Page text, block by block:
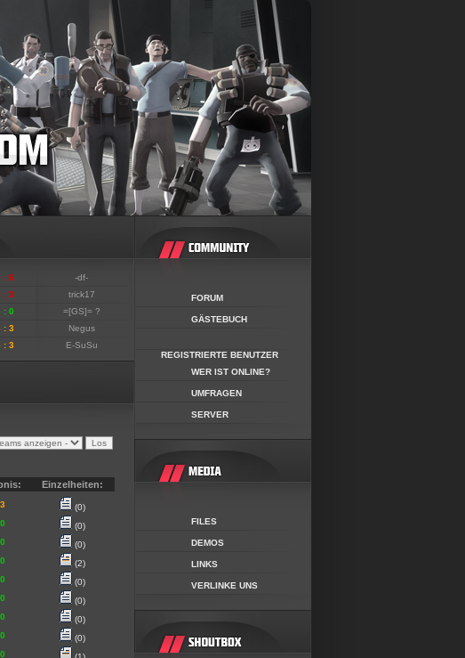
: 6
-df-
: 3
trick17
: 0
=[GS]= ?
: 3
Negus
: 3 E-SuSu
Einzelheiten:
(0)
(0)
(0)
(2)
(0)
(0)
(0)
(0)
FORUM
GÄSTEBUCH
REGISTRIERTE BENUTZER
WER IST ONLINE?
UMFRAGEN
SERVER
FILES
DEMOS
LINKS
VERLINKE UNS